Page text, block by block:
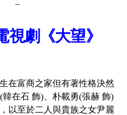
–
視劇《大望》
在富商之家但有著性格決然
在石 飾)、朴載勇(張赫 飾)
以至於二人與貴族之女尹麗